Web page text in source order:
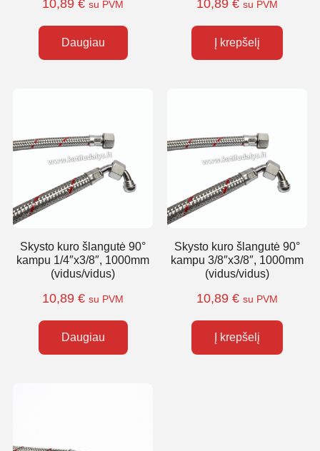
10,89 € su PVM
Daugiau
10,89 € su PVM
Į krepšelį
Skysto kuro šlangutė 90°
kampu 1/4″x3/8″, 1000mm
(vidus/vidus)
10,89 € su PVM
Daugiau
Skysto kuro šlangutė 90°
kampu 3/8″x3/8″, 1000mm
(vidus/vidus)
10,89 € su PVM
Į krepšelį